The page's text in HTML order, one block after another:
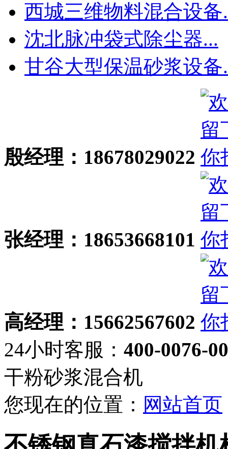
西城三维物料混合设备
沈北脉冲袋式除尘器...
甘谷大型保温砂浆设备
殷经理：18678029022
张经理：18653668101
高经理：15662567602
24小时客服： 400-0076-
干粉砂浆混合机
您现在的位置： 网站首页